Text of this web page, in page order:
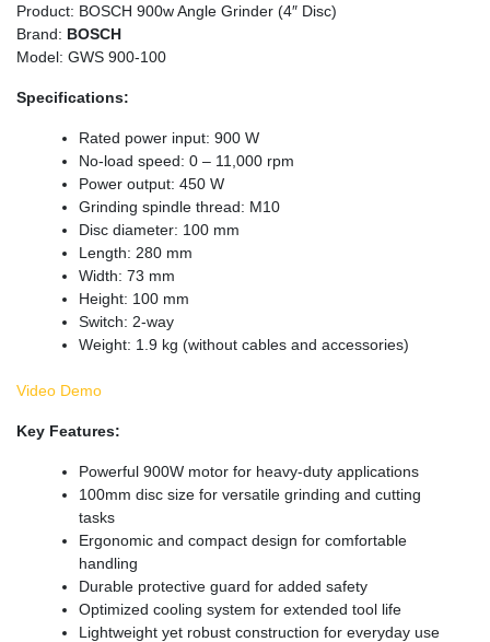
Product: BOSCH 900w Angle Grinder (4″ Disc)
Brand: BOSCH
Model: GWS 900-100
Specifications:
Rated power input: 900 W
No-load speed: 0 – 11,000 rpm
Power output: 450 W
Grinding spindle thread: M10
Disc diameter: 100 mm
Length: 280 mm
Width: 73 mm
Height: 100 mm
Switch: 2-way
Weight: 1.9 kg (without cables and accessories)
Video Demo
Key Features:
Powerful 900W motor for heavy-duty applications
100mm disc size for versatile grinding and cutting
tasks
Ergonomic and compact design for comfortable
handling
Durable protective guard for added safety
Optimized cooling system for extended tool life
Lightweight yet robust construction for everyday use